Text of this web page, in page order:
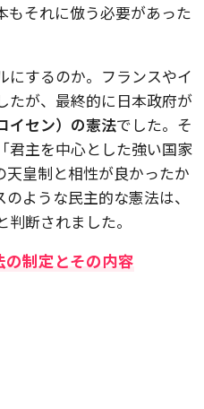
もそれに倣う必要があった
にするのか。フランスやイ
たが、最終的に日本政府が
イセン）の憲法でした。そ
君主を中心とした強い国家
皇制と相性が良かったか
ような民主的な憲法は、
断されました。
制定とその内容